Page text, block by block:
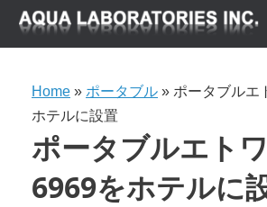
Home » ポータブル » ポータブルエ
ホテルに設置
ポータブルエト
6969をホテルに